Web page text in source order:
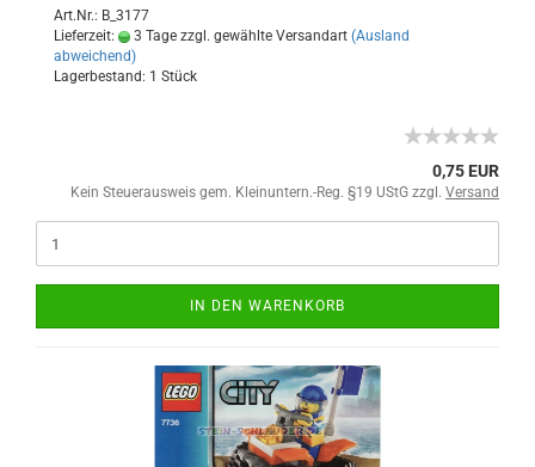
Art.Nr.: B_3177
Lieferzeit:
3 Tage zzgl. gewählte Versandart (Ausland
abweichend)
Lagerbestand: 1 Stück
0,75 EUR
Kein Steuerausweis gem. Kleinuntern.-Reg. §19 UStG zzgl. Versand
IN DEN WARENKORB